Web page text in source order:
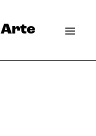
Arte